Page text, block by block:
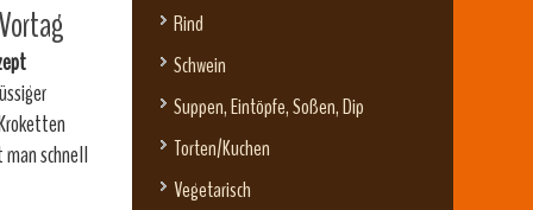
schnell
Rind
Schwein
Suppen, Eintöpfe, Soßen, Dip
Torten/Kuchen
Vegetarisch